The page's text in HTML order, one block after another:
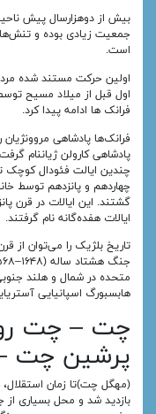
بیش از دوهزارسال پیش
جمعیت زیادی بوده و
است.
اولین حرکت مستند شده
اول قبل از میلاد مسیح
فرانک‌ ها ادامه پیدا کرد.
فرانک‌ها پادشاهی
پادشاهی کارولن ژیاننام
چندین ایالت فئودال کوچک
چهاردهم و پانزدهم توسط
گشتند. این ایالات در قرن
ایالات هفده‌گانه نام گرفتند.
تاریخ بلژیک را می‌توان از
متحده در شمال و هلند
هابسبورگ اسپانیایی
چت – چت
پرشین چت
(مهگل چت)تا زمان
بازدید شد و محل بسیاری از